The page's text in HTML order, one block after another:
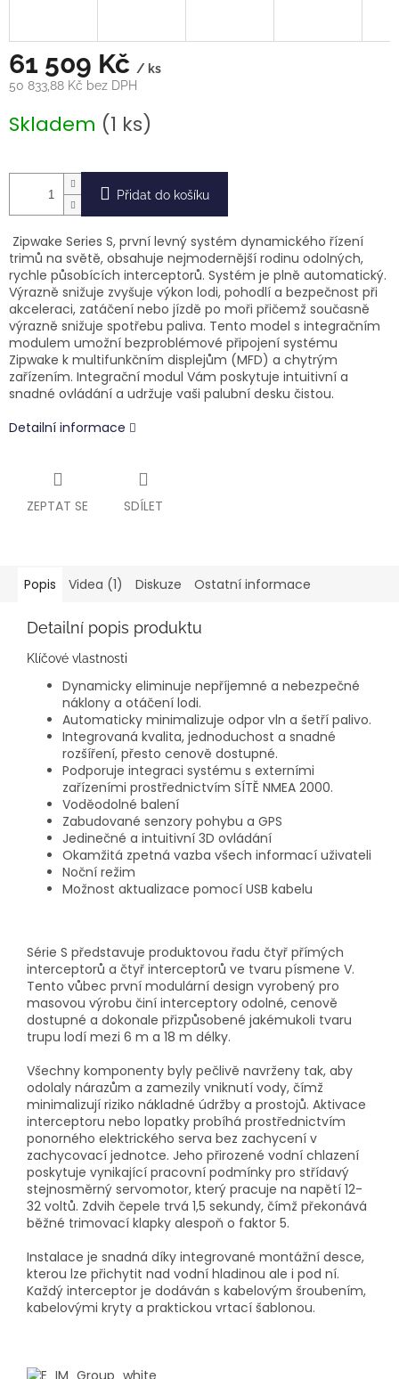
61 509 Kč / ks
50 833,88 Kč bez DPH
cena:
Skladem (1 ks)
Přidat do košíku
Zipwake Series S, první levný systém dynamického řízení
trimů na světě, obsahuje nejmodernější rodinu odolných,
rychle působících interceptorů. Systém je plně automatický.
Výrazně snižuje zvyšuje výkon lodi, pohodlí a bezpečnost při
akceleraci, zatáčení nebo jízdě po moři přičemž současně
výrazně snižuje spotřebu paliva. Tento model s integračním
modulem umožní bezproblémové připojení systému
Zipwake k multifunkčním displejům (MFD) a chytrým
zařízením. Integrační modul Vám poskytuje intuitivní a
snadné ovládání a udržuje vaši palubní desku čistou.
Detailní informace
ZEPTAT SE SDÍLET
Popis Videa (1) Diskuze Ostatní informace
Detailní popis produktu
Klíčové vlastnosti
Dynamicky eliminuje nepříjemné a nebezpečné
náklony a otáčení lodi.
Automaticky minimalizuje odpor vln a šetří palivo.
Integrovaná kvalita, jednoduchost a snadné
rozšíření, přesto cenově dostupné.
Podporuje integraci systému s externími
zařízeními prostřednictvím SÍTĚ NMEA 2000.
Voděodolné balení
Zabudované senzory pohybu a GPS
Jedinečné a intuitivní 3D ovládání
Okamžitá zpetná vazba všech informací uživateli
Noční režim
Možnost aktualizace pomocí USB kabelu
Série S představuje produktovou řadu čtyř přímých
interceptorů a čtyř interceptorů ve tvaru písmene V.
Tento vůbec první modulární design vyrobený pro
masovou výrobu činí interceptory odolné, cenově
dostupné a dokonale přizpůsobené jakémukoli tvaru
trupu lodí mezi 6 m a 18 m délky.
Všechny komponenty byly pečlivě navrženy tak, aby
odolaly nárazům a zamezily vniknutí vody, čímž
minimalizují riziko nákladné údržby a prostojů. Aktivace
interceptoru nebo lopatky probíhá prostřednictvím
ponorného elektrického serva bez zachycení v
zachycovací jednotce. Jeho přirozené vodní chlazení
poskytuje vynikající pracovní podmínky pro střídavý
stejnosměrný servomotor, který pracuje na napětí 12-
32 voltů. Zdvih čepele trvá 1,5 sekundy, čímž překonává
běžné trimovací klapky alespoň o faktor 5.
Instalace je snadná díky integrované montážní desce,
kterou lze přichytit nad vodní hladinou ale i pod ní.
Každý interceptor je dodáván s kabelovým šroubením,
kabelovými kryty a praktickou vrtací šablonou.